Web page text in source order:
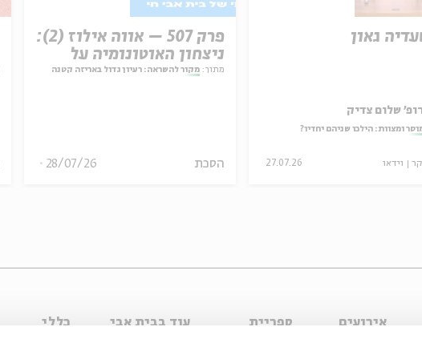
פרק 507 – אווה אילוז (2):
ניצחון האוטונומיה על
המחויבות
מתוך: מקור להשראה: רעיון גדול באריזה קטנה
הסכת 28/07/26
גאון
שלום צדיק
ומצוות: הילכו שניהם יחדיו?
וידאו 27.07.26
אירועים
ספריית
עוד בבית אבי
כללי